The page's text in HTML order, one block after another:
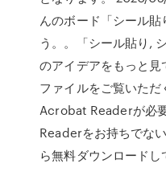
んのボード「シール貼
う。。「シール貼り,
のアイデアをもっと
ファイルをご覧いた
Acrobat Readerが必
Readerをお持ちでな
ら無料ダウンロードし